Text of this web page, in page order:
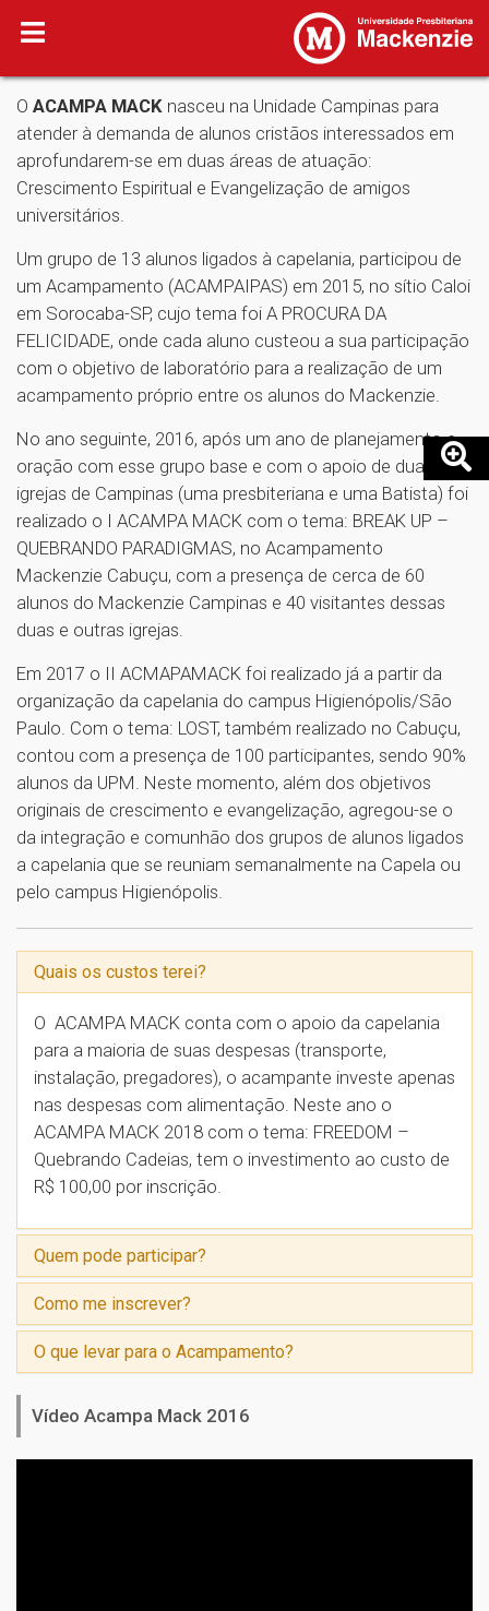
O ACAMPA MACK nasceu na Unidade Campinas para
atender à demanda de alunos cristãos interessados em
aprofundarem-se em duas áreas de atuação:
Crescimento Espiritual e Evangelização de amigos
universitários.
Um grupo de 13 alunos ligados à capelania, participou de
um Acampamento (ACAMPAIPAS) em 2015, no sítio Caloi
em Sorocaba-SP, cujo tema foi A PROCURA DA
FELICIDADE, onde cada aluno custeou a sua participação
com o objetivo de laboratório para a realização de um
acampamento próprio entre os alunos do Mackenzie.
No ano seguinte, 2016, após um ano de planejamento e
oração com esse grupo base e com o apoio de duas
igrejas de Campinas (uma presbiteriana e uma Batista) foi
realizado o I ACAMPA MACK com o tema: BREAK UP –
QUEBRANDO PARADIGMAS, no Acampamento
Mackenzie Cabuçu, com a presença de cerca de 60
alunos do Mackenzie Campinas e 40 visitantes dessas
duas e outras igrejas.
Em 2017 o II ACMAPAMACK foi realizado já a partir da
organização da capelania do campus Higienópolis/São
Paulo. Com o tema: LOST, também realizado no Cabuçu,
contou com a presença de 100 participantes, sendo 90%
alunos da UPM. Neste momento, além dos objetivos
originais de crescimento e evangelização, agregou-se o
da integração e comunhão dos grupos de alunos ligados
a capelania que se reuniam semanalmente na Capela ou
pelo campus Higienópolis.
Quais os custos terei?
O ACAMPA MACK conta com o apoio da capelania
para a maioria de suas despesas (transporte,
instalação, pregadores), o acampante investe apenas
nas despesas com alimentação. Neste ano o
ACAMPA MACK 2018 com o tema: FREEDOM –
Quebrando Cadeias, tem o investimento ao custo de
R$ 100,00 por inscrição.
Quem pode participar?
Como me inscrever?
O que levar para o Acampamento?
Vídeo Acampa Mack 2016